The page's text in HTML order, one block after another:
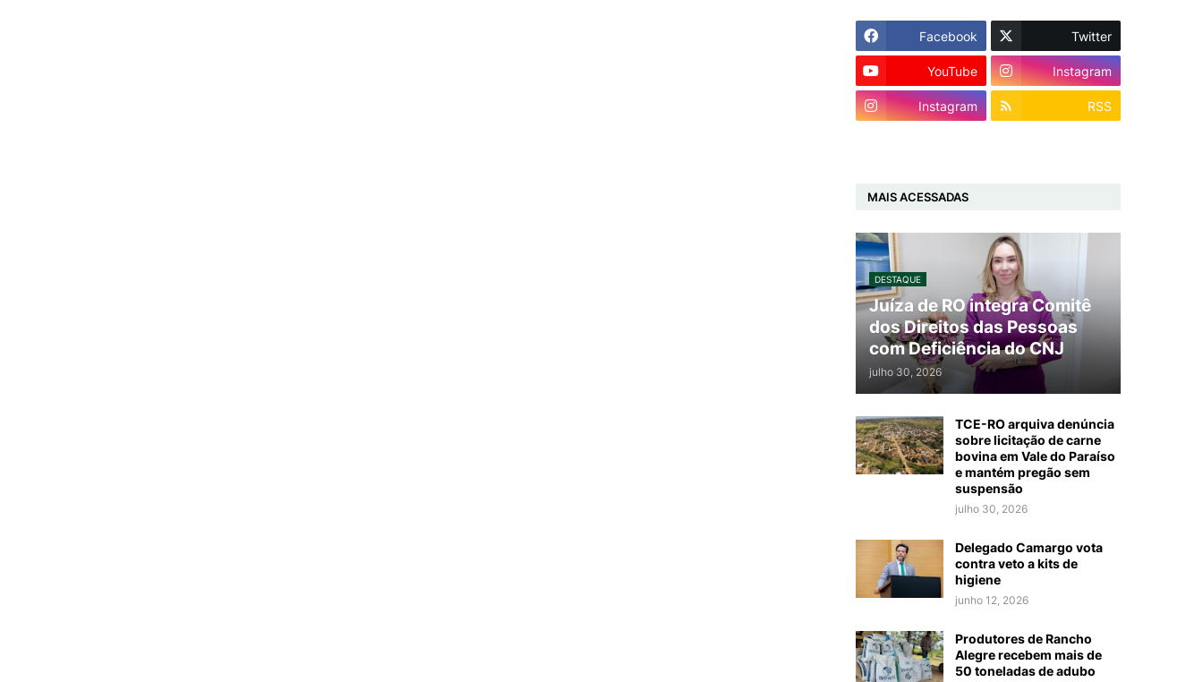
Facebook Twitter
YouTube Instagram
Instagram RSS
MAIS ACESSADAS
DESTAQUE
Juíza de RO integra Comitê
dos Direitos das Pessoas
com Deficiência do CNJ
julho 30, 2026
TCE-RO arquiva denúncia
sobre licitação de carne
bovina em Vale do Paraíso
e mantém pregão sem
suspensão
julho 30, 2026
Delegado Camargo vota
contra veto a kits de
higiene
junho 12, 2026
Produtores de Rancho
Alegre recebem mais de
50 toneladas de adubo